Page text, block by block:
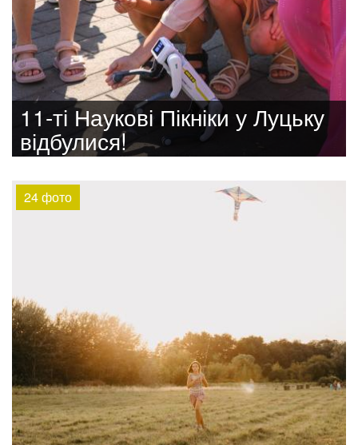
11-ті Наукові Пікніки у Луцьку
відбулися!
24 фото